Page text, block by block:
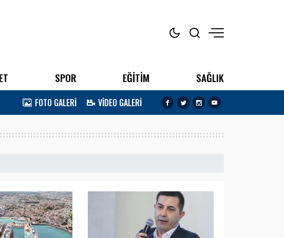
SPOR EĞİTİM SAĞLIK
FOTO GALERİ VİDEO GALERİ